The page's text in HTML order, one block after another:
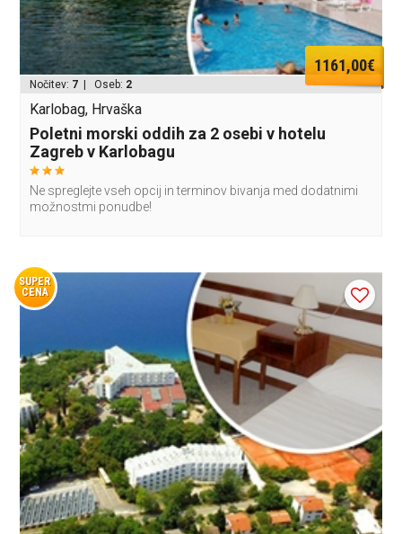
1161,00€
Nočitev: 7 | Oseb: 2
Karlobag, Hrvaška
Poletni morski oddih za 2 osebi v hotelu
Zagreb v Karlobagu
Ne spreglejte vseh opcij in terminov bivanja med dodatnimi
možnostmi ponudbe!
SUPER
CENA